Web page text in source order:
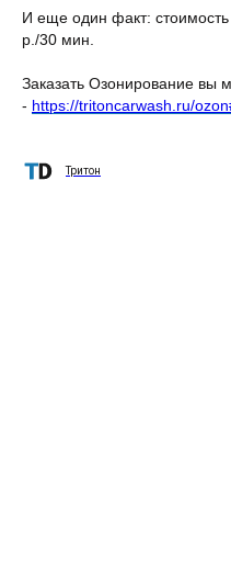
И еще один факт: стоимость
р./30 мин.
Заказать Озонирование вы
- https://tritoncarwash.ru/
Тритон